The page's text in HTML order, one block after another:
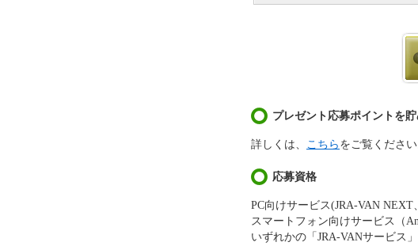
プレゼント応募ポイントを貯
詳しくは、 こちら をご覧ください
応募資格
PC向けサービス(JRA-VAN NEXT
スマートフォン向けサービス（
いずれかの「JRA-VANサービス